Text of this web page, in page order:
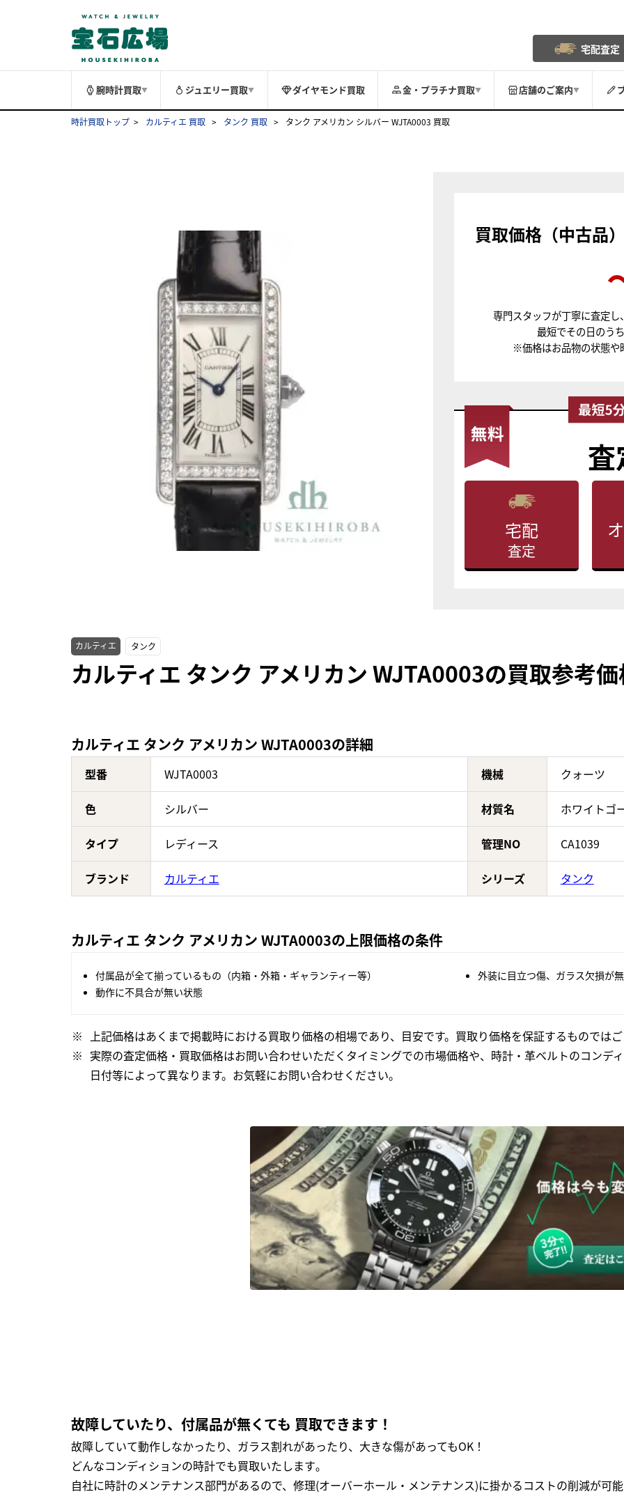
宅配査定
腕時計買取▼ ジュエリー買取▼ ダイヤモンド買取 金・プラチナ買取▼ 店舗のご案内▼
時計買取トップ カルティエ 買取 タンク 買取 タンク アメリカン シルバー WJTA0003 買取
買取価格（中古品
専門スタッフが丁寧に査定し
最短でその日のう
※価格はお品物の状態や
査
宅配
査定
カルティエ タンク
カルティエ タンク アメリカン WJTA0003の買取参考
カルティエ タンク アメリカン WJTA0003の詳細
型番 WJTA0003 機械 クォーツ
色 シルバー 材質名 ホワイトゴ
タイプ レディース 管理NO CA1039
ブランド カルティエ シリーズ タンク
カルティエ タンク アメリカン WJTA0003の上限価格の条件
付属品が全て揃っているもの（内箱・外箱・ギャランティー等）
外装に目立つ傷、ガラス欠損が
動作に不具合が無い状態
上記価格はあくまで掲載時における買取り価格の相場であり、目安です。買取り価格を保証するものではご
実際の査定価格・買取価格はお問い合わせいただくタイミングでの市場価格や、時計・革ベルトのコンデ
日付等によって異なります。お気軽にお問い合わせください。
故障していたり、付属品が無くても 買取できます！
故障していて動作しなかったり、ガラス割れがあったり、大きな傷があってもOK！
どんなコンディションの時計でも買取いたします｡
自社に時計のメンテナンス部門があるので、修理(オーバーホール・メンテナンス)に掛かるコストの削減が可